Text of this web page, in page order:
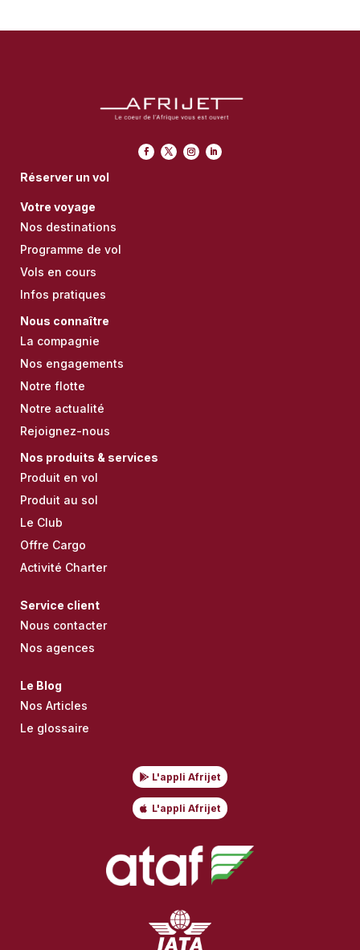
Réserver un vol
Votre voyage
Nos destinations
Programme de vol
Vols en cours
Infos pratiques
Nous connaître
La compagnie
Nos engagements
Notre flotte
Notre actualité
Rejoignez-nous
Nos produits & services
Produit en vol
Produit au sol
Le Club
Offre Cargo
Activité Charter
Service client
Nous contacter
Nos agences
Le Blog
Nos Articles
Le glossaire
L'appli Afrijet
L'appli Afrijet